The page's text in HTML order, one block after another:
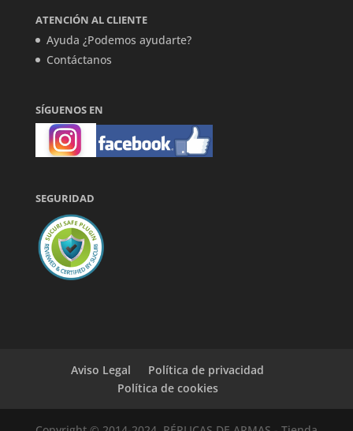
ATENCIÓN AL CLIENTE
Ayuda ¿Podemos ayudarte?
Contáctanos
SÍGUENOS EN
SEGURIDAD
Aviso Legal
Política de privacidad
Política de cookies